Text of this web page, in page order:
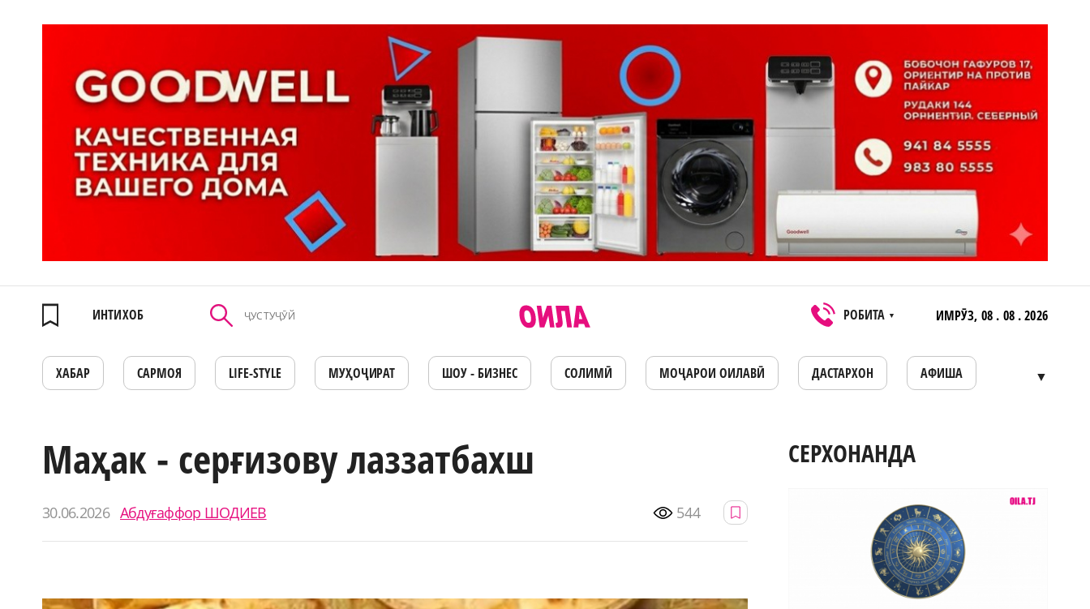
ИНТИХОБ РОБИТА ▼ ИМРӮЗ, 08 . 08 . 2026
ХАБАР САРМОЯ LIFE-STYLE МУҲОҶИРАТ ШОУ - БИЗНЕС СОЛИМӢ МОҶАРОИ ОИЛАВӢ ДАСТАРХОН АФИША ▼
Маҳак - серғизову лаззатбахш
30.06.2026 Абдуғаффор ШОДИЕВ 544
СЕРХОНАНДА